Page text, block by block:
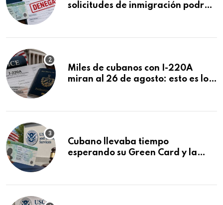
solicitudes de inmigración podrán
Miles de cubanos con I-220A
miran al 26 de agosto: esto es lo
Cubano llevaba tiempo
esperando su Green Card y la